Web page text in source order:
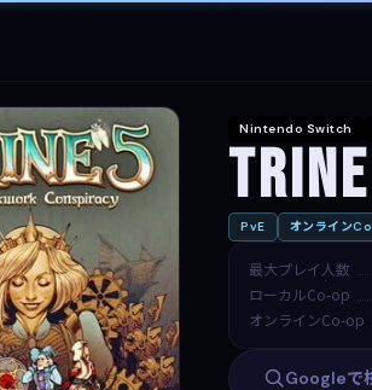
Nintendo Switch
PvE オンライン
最大プレイ人数
ローカルCo-op
オンラインCo-op
Googleで